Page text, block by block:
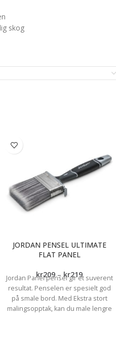
skog
JORDAN PENSEL ULTIMATE
FLAT PANEL
kr209 – kr219
Jordan Panel pensel gir et suverent
resultat. Penselen er spesielt god
på smale bord. Med Ekstra stort
malingsopptak, kan du male lengre